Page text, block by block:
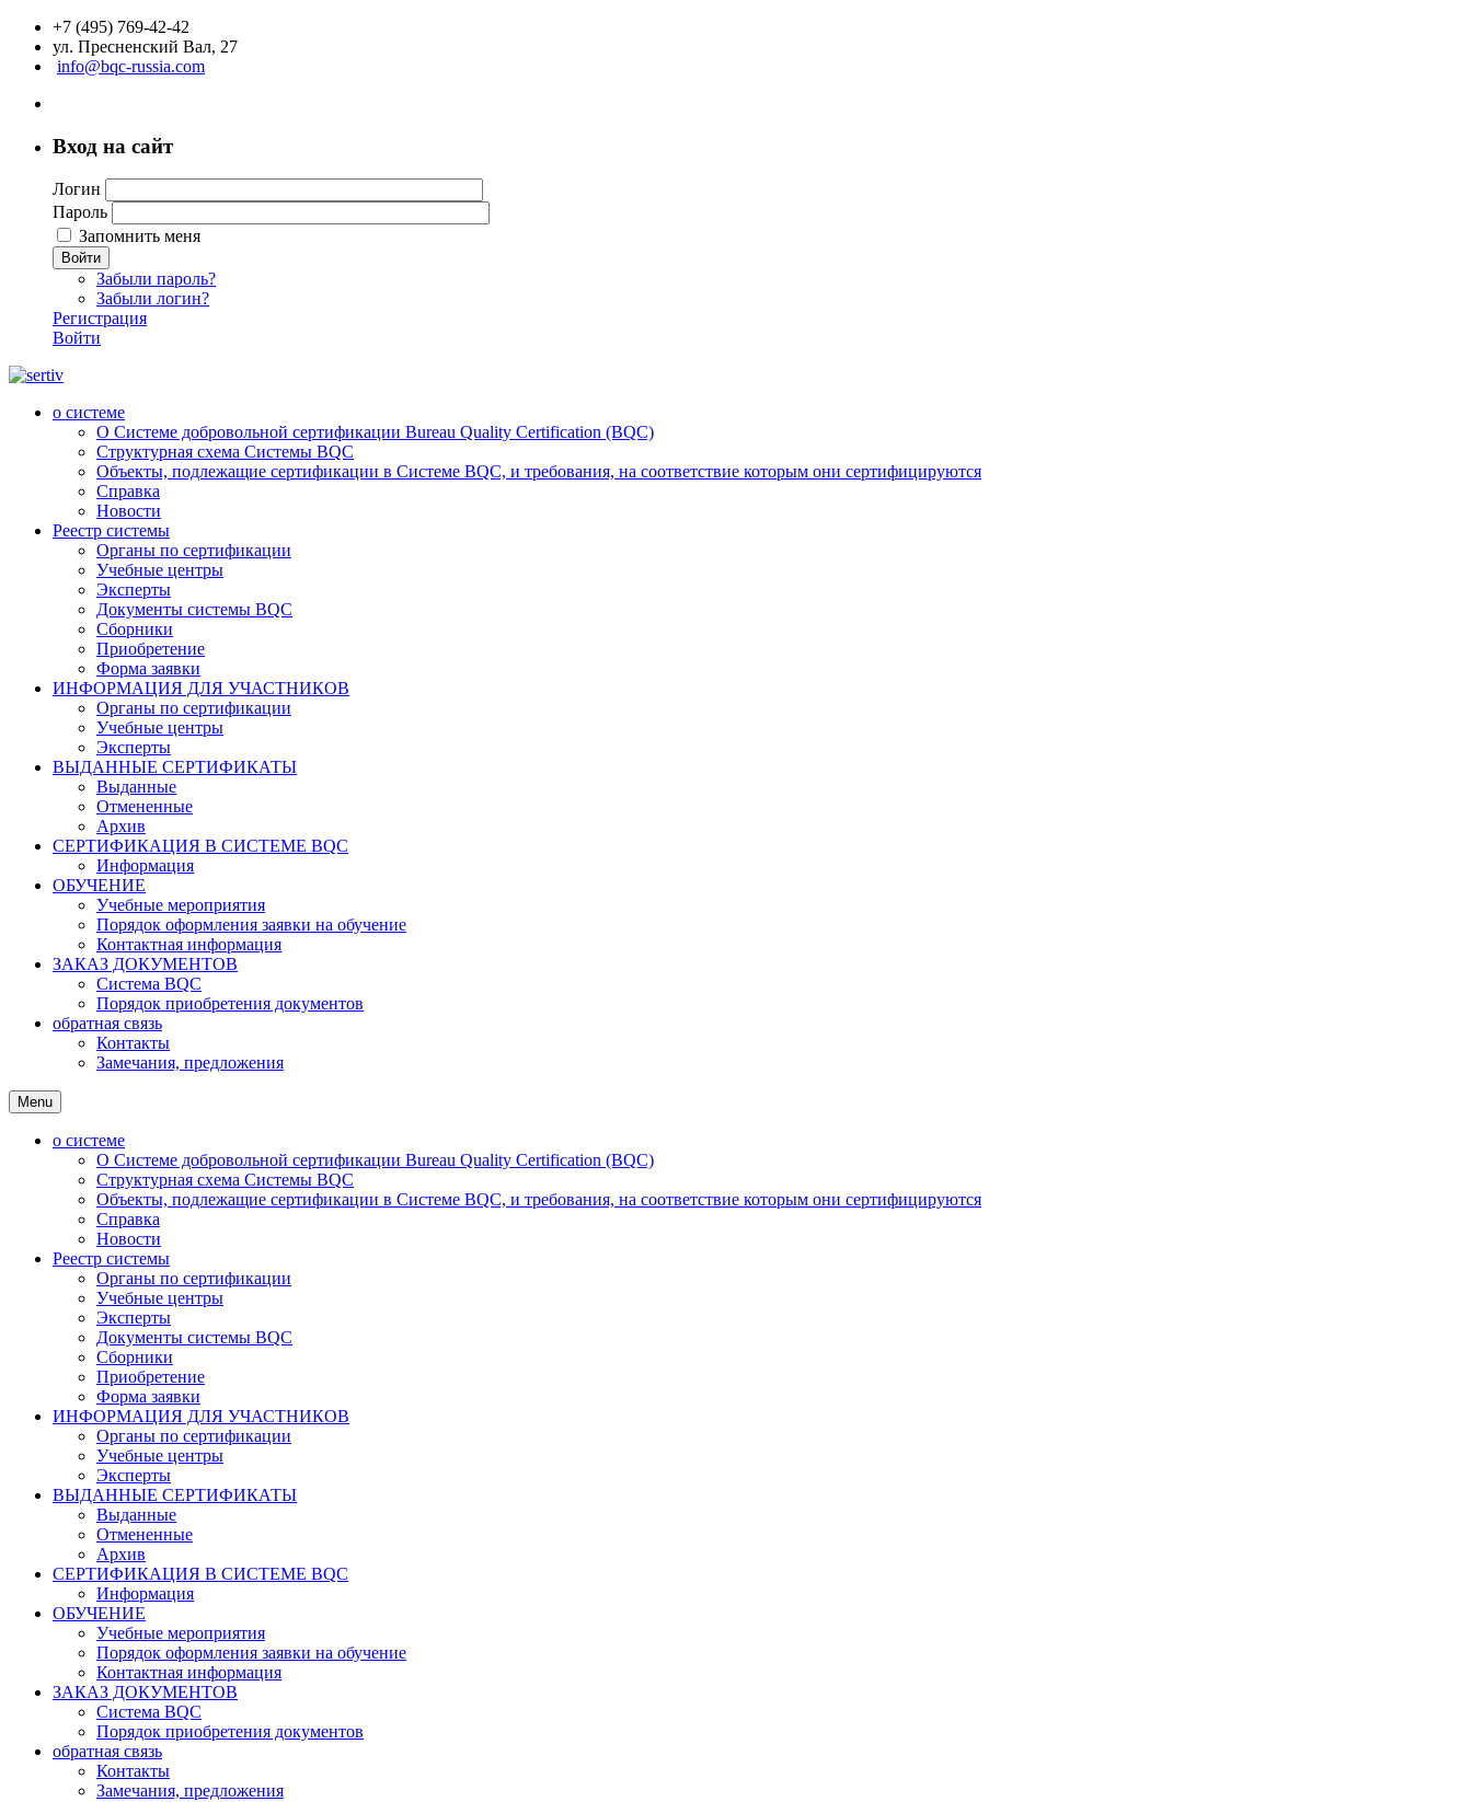
+7 (495) 769-42-42
ул. Пресненский Вал, 27
info@bqc-russia.com
Вход на сайт
Логин
Пароль
Запомнить меня
Войти
Забыли пароль?
Забыли логин?
Регистрация
Войти
о системе
О Системе добровольной сертификации Bureau Quality Certification (BQC)
Структурная схема Системы BQC
Объекты, подлежащие сертификации в Системе BQC, и требования, на соответствие которым они сертифицируются
Справка
Новости
Реестр системы
Органы по сертификации
Учебные центры
Эксперты
Документы системы BQC
Сборники
Приобретение
Форма заявки
ИНФОРМАЦИЯ ДЛЯ УЧАСТНИКОВ
Органы по сертификации
Учебные центры
Эксперты
ВЫДАННЫЕ СЕРТИФИКАТЫ
Выданные
Отмененные
Архив
СЕРТИФИКАЦИЯ В СИСТЕМЕ BQC
Информация
ОБУЧЕНИЕ
Учебные мероприятия
Порядок оформления заявки на обучение
Контактная информация
ЗАКАЗ ДОКУМЕНТОВ
Система BQC
Порядок приобретения документов
обратная связь
Контакты
Замечания, предложения
Menu
о системе
О Системе добровольной сертификации Bureau Quality Certification (BQC)
Структурная схема Системы BQC
Объекты, подлежащие сертификации в Системе BQC, и требования, на соответствие которым они сертифицируются
Справка
Новости
Реестр системы
Органы по сертификации
Учебные центры
Эксперты
Документы системы BQC
Сборники
Приобретение
Форма заявки
ИНФОРМАЦИЯ ДЛЯ УЧАСТНИКОВ
Органы по сертификации
Учебные центры
Эксперты
ВЫДАННЫЕ СЕРТИФИКАТЫ
Выданные
Отмененные
Архив
СЕРТИФИКАЦИЯ В СИСТЕМЕ BQC
Информация
ОБУЧЕНИЕ
Учебные мероприятия
Порядок оформления заявки на обучение
Контактная информация
ЗАКАЗ ДОКУМЕНТОВ
Система BQC
Порядок приобретения документов
обратная связь
Контакты
Замечания, предложения